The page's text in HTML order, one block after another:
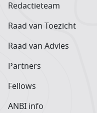
Redactieteam
Raad van Toezicht
Raad van Advies
Partners
Fellows
ANBI info